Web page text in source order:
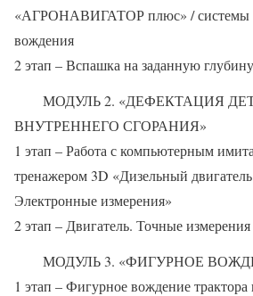
«АГРОНАВИГАТОР плюс» / системы
вождения
2 этап – Вспашка на заданную глубину
МОДУЛЬ 2. «ДЕФЕКТАЦИЯ
ВНУТРЕННЕГО СГОРАНИЯ»
1 этап – Работа с компьютерным
тренажером 3D «Дизельный
Электронные измерения»
2 этап – Двигатель. Точные измерения
МОДУЛЬ 3. «ФИГУРНОЕ
1 этап – Фигурное вождение трактора